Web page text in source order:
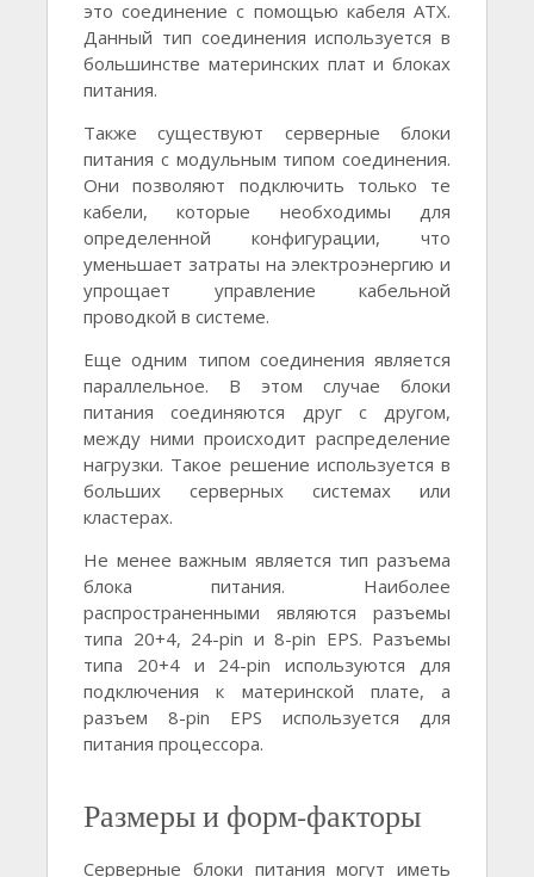
это соединение с помощью кабеля ATX.
Данный тип соединения используется в
большинстве материнских плат и блоках
питания.
Также существуют серверные блоки
питания с модульным типом соединения.
Они позволяют подключить только те
кабели, которые необходимы для
определенной конфигурации, что
уменьшает затраты на электроэнергию и
упрощает управление кабельной
проводкой в системе.
Еще одним типом соединения является
параллельное. В этом случае блоки
питания соединяются друг с другом,
между ними происходит распределение
нагрузки. Такое решение используется в
больших серверных системах или
кластерах.
Не менее важным является тип разъема
блока питания. Наиболее
распространенными являются разъемы
типа 20+4, 24-pin и 8-pin EPS. Разъемы
типа 20+4 и 24-pin используются для
подключения к материнской плате, а
разъем 8-pin EPS используется для
питания процессора.
Размеры и форм-факторы
Серверные блоки питания могут иметь